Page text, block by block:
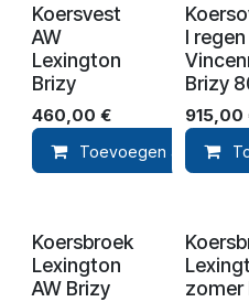
Koersvest
AW
Lexington
Brizy
460,00 €
Toevoegen aan
l regen
Brizy
915,00
Koersbroek
Lexington
AW Brizy
zomer